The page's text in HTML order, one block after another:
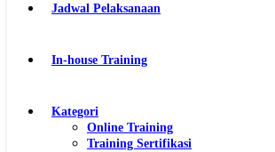
Jadwal Pelaksanaan
In-house Training
Kategori
Online Training
Training Sertifikasi